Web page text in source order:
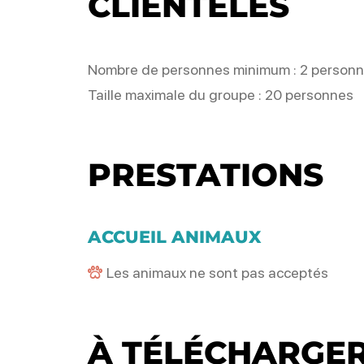
Nombre de personnes minimum : 2
Taille maximale du groupe : 20 personnes
PRESTATIONS
ACCUEIL ANIMAUX
Les animaux ne sont pas acceptés
À